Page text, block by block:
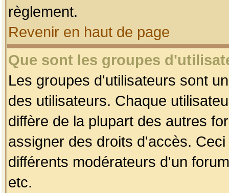
règlement.
Revenir en haut de page
Que sont les groupes
Les groupes d'utilisateurs sont
des utilisateurs. Chaque
diffère de la plupart des autres
assigner des droits d'accès.
différents modérateurs d'un
etc.